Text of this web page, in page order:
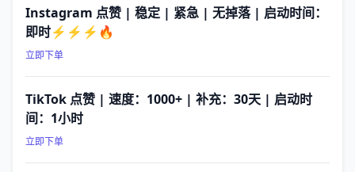
Instagram 点赞 | 稳定 | 紧急 | 无掉落 | 启动时间：
即时⚡⚡⚡🔥
立即下单
TikTok 点赞 | 速度：1000+ | 补充：30天 | 启动时
间：1小时
立即下单